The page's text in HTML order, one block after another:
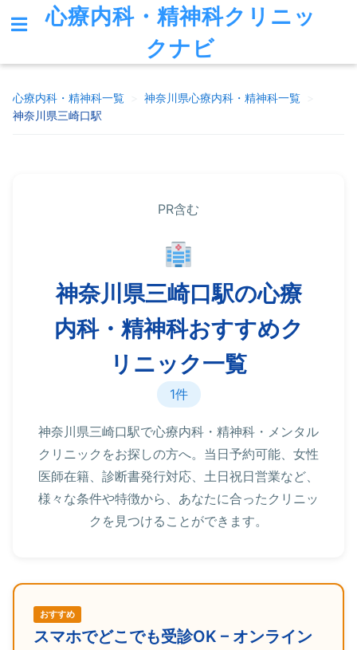
心療内科・精神科クリニッ
クナビ
心療内科・精神科一覧 神奈川県心療内科・精神科一覧
神奈川県三崎口駅
PR含む
神奈川県三崎口駅の心療
内科・精神科おすすめク
リニック一覧
1件
神奈川県三崎口駅で心療内科・精神科・メンタル
クリニックをお探しの方へ。当日予約可能、女性
医師在籍、診断書発行対応、土日祝日営業など、
様々な条件や特徴から、あなたに合ったクリニッ
クを見つけることができます。
おすすめ
スマホでどこでも受診OK – オンライン